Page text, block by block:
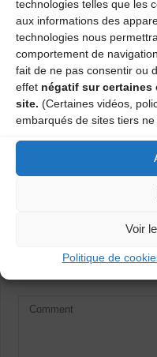
technologies telles que les
aux informations des
technologies nous
comportement de
fait de ne pas consentir ou
effet négatif sur
site. (Certaines vidéos,
embarqués de sites tiers
Voir
Politique de
paul_1444.html
04 71 46 38 43 si vous
Bal trad / Stage avec
Laisser
Votre adresse e-mail ne sera